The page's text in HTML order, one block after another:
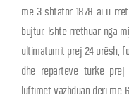
më 3 shtator 1878 ai u
bujtur. Ishte rrethuar nga
ultimatumit prej 24 orësh,
dhe reparteve turke
luftimet vazhduan deri më